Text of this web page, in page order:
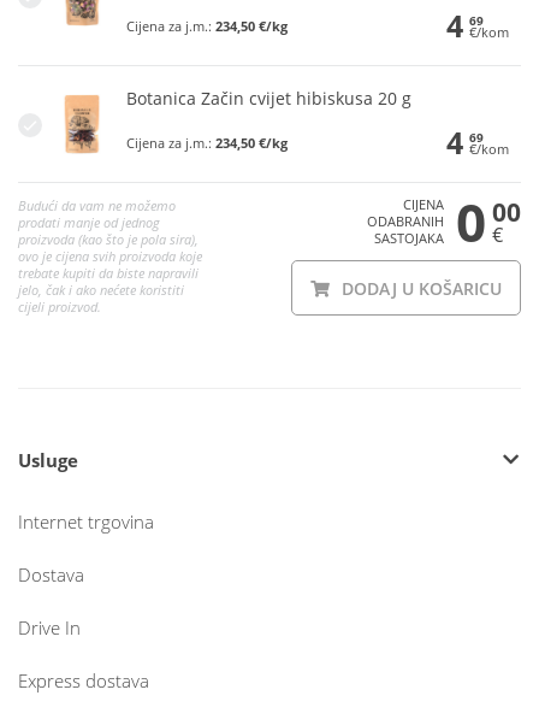
Cijena za j.m.: 234,50 €/kg 4 69
€/kom
Botanica Začin cvijet hibiskusa 20 g
Cijena za j.m.: 234,50 €/kg 4 69
€/kom
Budući da vam ne možemo
prodati manje od jednog
proizvoda (kao što je pola sira),
ovo je cijena svih proizvoda koje
trebate kupiti da biste napravili
jelo, čak i ako nećete koristiti
cijeli proizvod.
CIJENA
ODABRANIH
SASTOJAKA
0 00
€
DODAJ U KOŠARICU
Usluge
Internet trgovina
Dostava
Drive In
Express dostava